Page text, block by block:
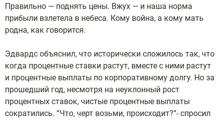
Правильно — поднять цены. Вжух — и наша норма
прибыли взлетела в небеса. Кому война, а кому мать
родна, как говорится.
Эдвардс объяснил, что исторически сложилось так, что
когда процентные ставки растут, вместе с ними растут
и процентные выплаты по корпоративному долгу. Но за
прошедший год, несмотря на неуклонный рост
процентных ставок, чистые процентные выплаты
сократились. “Что, черт возьми, происходит?”- спросил